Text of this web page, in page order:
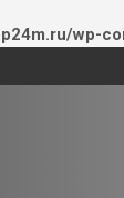
wp-